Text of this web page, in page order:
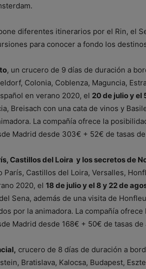
diferentes itinerarios por el Rin, el
para conocer a fondo los
, un crucero de 9 días de duración a
Colonia, Coblenza, Maguncia,
en verano 2020, el 20 de julio y el
Breisach con una cata de vinos y
La compañía ofrece la
Madrid desde 303€ + 52€ de tasas
Castillos del Loira y los secretos de
París, Castillos del Loira, Versalles,
2020, el 18 de julio y el 8 y 22 de
Sena, además de una visita de
por la animadora. La compañía
Madrid desde 168€ + 50€ de tasas
crucero de 8 días de duración a
Bratislava, Kalocsa, Budapest,